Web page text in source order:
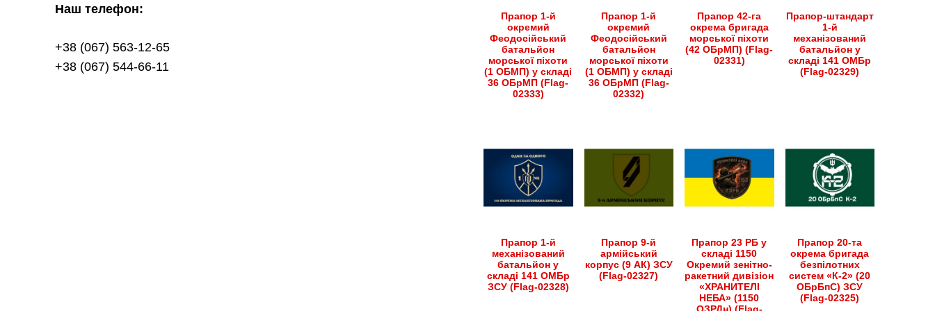
Наш телефон:
+38 (067) 563-12-65
+38 (067) 544-66-11
Прапор 1-й
окремий
Феодосійський
батальйон
морської піхоти
(1 ОБМП) у складі
36 ОБрМП (Flag-
02333)
Прапор 1-й
окремий
Феодосійський
батальйон
морської піхоти
(1 ОБМП) у складі
36 ОБрМП (Flag-
02332)
Прапор 42-га
окрема бригада
морської піхоти
(42 ОБрМП) (Flag-
02331)
Прапор-штандарт
1-й
механізований
батальйон у
складі 141 ОМБр
(Flag-02329)
Прапор 1-й
механізований
батальйон у
складі 141 ОМБр
ЗСУ (Flag-02328)
Прапор 9-й
армійський
корпус (9 АК) ЗСУ
(Flag-02327)
Прапор 23 РБ у
складі 1150
Окремий зенітно-
ракетний дивізіон
«ХРАНИТЕЛІ
НЕБА» (1150
Прапор 20-та
окрема бригада
безпілотних
систем «К-2» (20
ОБрБпС) ЗСУ
(Flag-02325)